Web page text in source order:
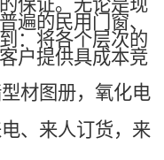
保证。无论是现
遍的民用门窗、
：将各个层次的
户提供具成本竞
材图册，氧化电
、来人订货，来